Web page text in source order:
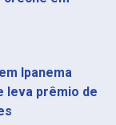
Ipanema
leva prêmio de